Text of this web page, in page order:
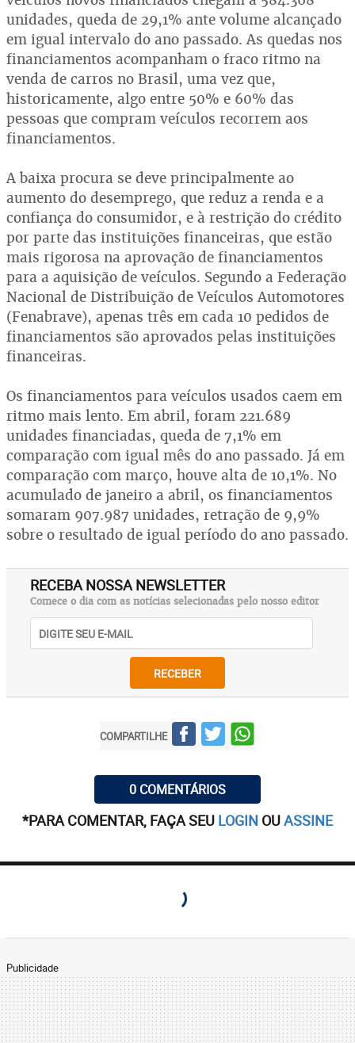
unidades, queda de 29,1% ante volume alcançado
em igual intervalo do ano passado. As quedas nos
financiamentos acompanham o fraco ritmo na
venda de carros no Brasil, uma vez que,
historicamente, algo entre 50% e 60% das
pessoas que compram veículos recorrem aos
financiamentos.
A baixa procura se deve principalmente ao
aumento do desemprego, que reduz a renda e a
confiança do consumidor, e à restrição do crédito
por parte das instituições financeiras, que estão
mais rigorosa na aprovação de financiamentos
para a aquisição de veículos. Segundo a Federação
Nacional de Distribuição de Veículos Automotores
(Fenabrave), apenas três em cada 10 pedidos de
financiamentos são aprovados pelas instituições
financeiras.
Os financiamentos para veículos usados caem em
ritmo mais lento. Em abril, foram 221.689
unidades financiadas, queda de 7,1% em
comparação com igual mês do ano passado. Já em
comparação com março, houve alta de 10,1%. No
acumulado de janeiro a abril, os financiamentos
somaram 907.987 unidades, retração de 9,9%
sobre o resultado de igual período do ano passado.
RECEBA NOSSA NEWSLETTER
Comece o dia com as notícias selecionadas pelo nosso editor
RECEBER
COMPARTILHE
0 COMENTÁRIOS
*PARA COMENTAR, FAÇA SEU LOGIN OUASSINE
Publicidade